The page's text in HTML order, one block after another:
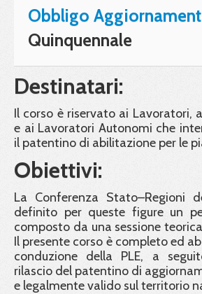
Obbligo
Quinquennale
Destinatari:
Il corso è riservato ai Lavoratori,
e ai Lavoratori Autonomi che
il patentino di abilitazione per le
Obiettivi:
La Conferenza Stato–Regioni
definito per queste figure un
composto da una sessione
Il presente corso è completo ed
conduzione della PLE, a
rilascio del patentino di
e legalmente valido sul territorio